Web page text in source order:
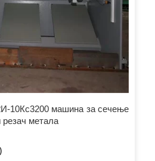
10Кс3200 машина за сечење
резач метала